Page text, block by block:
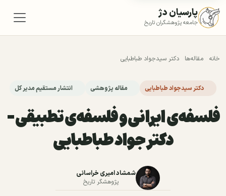
پارسیان دژ
جامعه پژوهشگران تاریخ
خانه مقاله‌ها دکتر سید‌جواد طباطبایی
دکتر سید‌جواد طباطبایی مقاله پژوهشی انتشار مستقیم مدیر کل
فلسفه‌ی ایرانی و فلسفه‌ی تطبیقی -
دکتر جواد طباطبایی
شمشاد امیری خراسانی
پژوهشگر تاریخ